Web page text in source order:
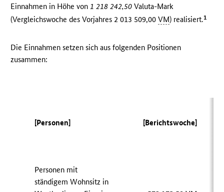
Einnahmen in Höhe von1 218 242,50 Valuta-Mark
(Vergleichswoche des Vorjahres 2 013 509,00VM) realisiert.1
Die Einnahmen setzen sich aus folgenden Positionen
zusammen:
[Personen] [Berichtswoche]
Personen mit
ständigem Wohnsitz in